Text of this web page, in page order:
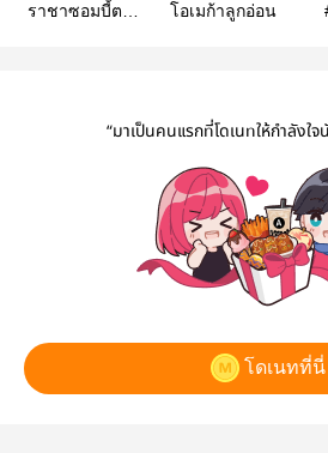
ราชาซอมบี้ตน
โอเมก้าลูกอ่อน
“มาเป็นคนแรกที่โดเนทให้กำลังใจ
โดเนทที่นี่